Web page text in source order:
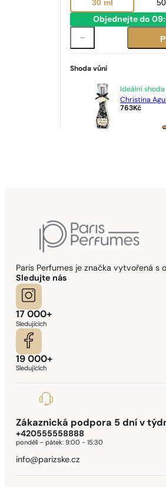
30 ml
Objednejte do
Shoda vůní
Ideální shoda
Christina
763Kč
Paris Perfumes je značka vytvořená s
Sledujte nás
17 000+
Sledujících
19 000+
Sledujících
Zákaznická podpora 5 dní v
+420555558888
pondělí – pátek:9:00 - 15:30
info@parizske.cz